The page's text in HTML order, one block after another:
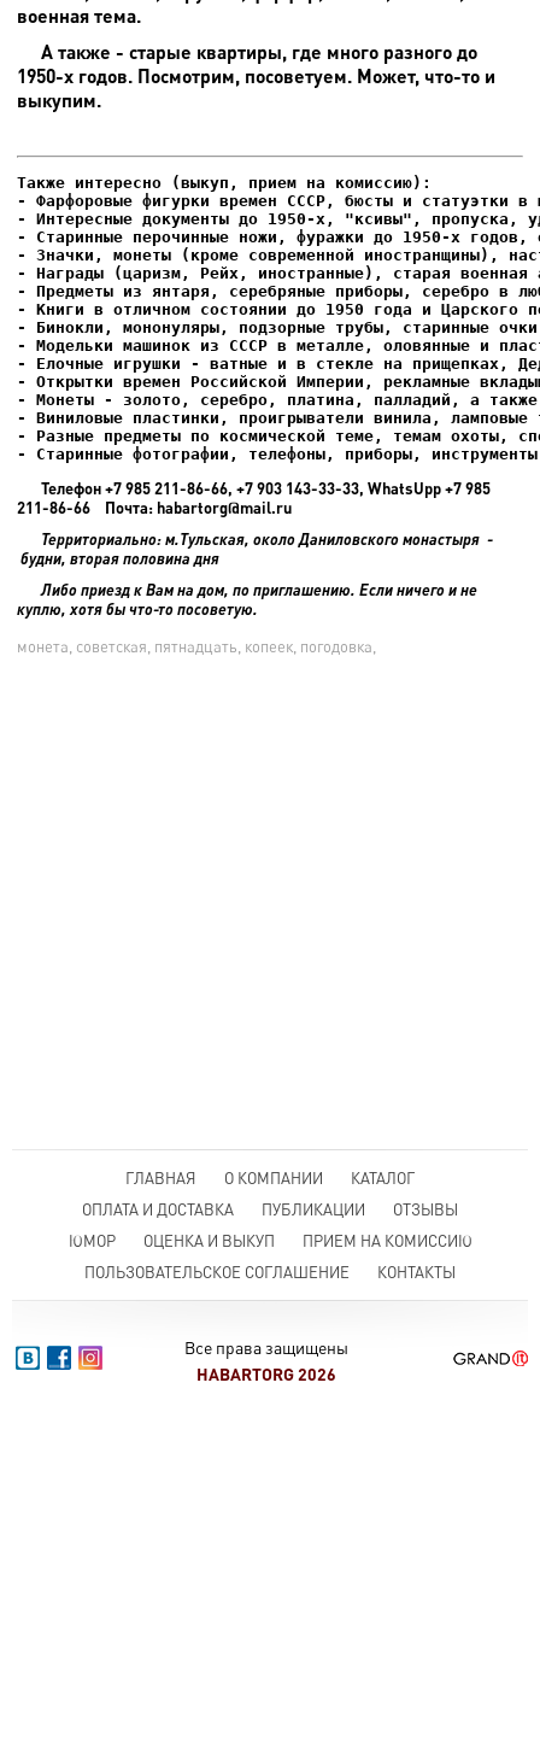
военная тема.
А также - старые квартиры, где много разного до
1950-х годов. Посмотрим, посоветуем. Может, что-то и
выкупим.
- Фарфоровые фигурки времен СССР, бюсты и статуэтки в
- Интересные документы до 1950-х, "ксивы", пропуска,
- Елочные игрушки - ватные и в стекле на прищепках,
- Старинные фотографии, телефоны, приборы,
Телефон +7 985 211-86-66, +7 903 143-33-33, WhatsUpp +7 985
211-86-66 Почта: habartorg@mail.ru
Территориально: м.Тульская, около Даниловского монастыря -
будни, вторая половина дня
Либо приезд к Вам на дом, по приглашению. Если ничего и не
куплю, хотя бы что-то посоветую.
монета, советская, пятнадцать, копеек, погодовка,
ГЛАВНАЯ О КОМПАНИИ
КАТАЛОГ
ОПЛАТА И ДОСТАВКА
ПУБЛИКАЦИИ
ОТЗЫВЫ
ЮМОР
ОЦЕНКА И ВЫКУП
ПРИЕМ НА КОМИССИЮ
ПОЛЬЗОВАТЕЛЬСКОЕ СОГЛАШЕНИЕ
КОНТАКТЫ
Все права защищены
HABARTORG 2026